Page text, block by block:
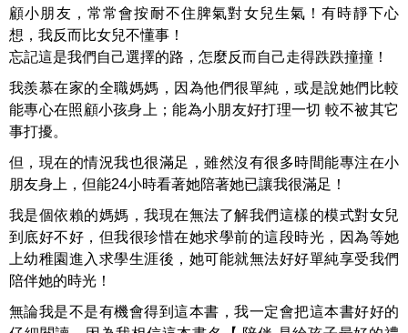
顧小朋友，常常會按耐不住脾氣對女兒生氣！有時靜下心
想，我反而比女兒不懂事！
忘記這是我們自己選擇的路，怎麼反而自己走得跌跌撞撞！
我羨慕在家的全職媽媽，因為他們很單純，或是說她們比較
能專心在照顧小孩身上；能為小朋友好打理一切 較不被其它
事打擾。
但，現在的情況我也很滿足，雖然沒有很多時間能專注在小
朋友身上，但能24小時看著她陪著她已讓我很滿足！
我是個依賴的媽媽，我現在無法了解我們這樣的模式對女兒
到底好不好，但我很珍惜在她求學前的這段時光，因為等她
上幼稚園進入求學生涯後，她可能就無法好好單純享受我們
陪伴她的時光！
無論我是不是有機會得到這本書，我一定會把這本書好好的